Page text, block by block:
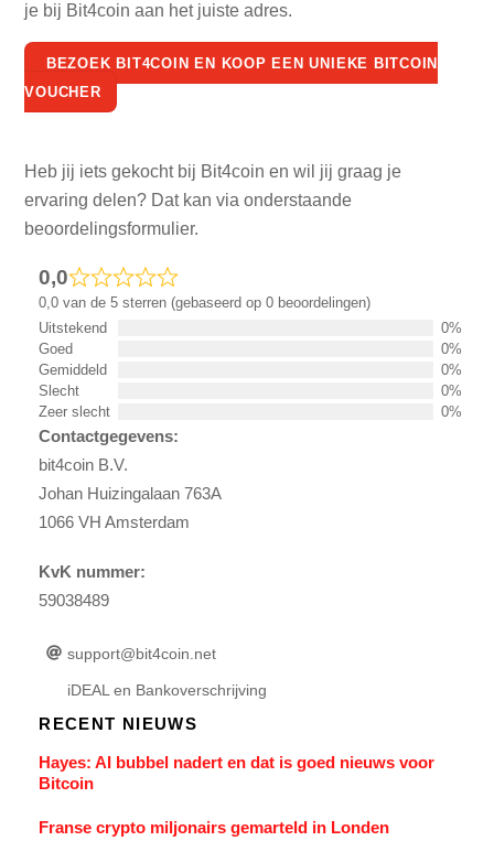
je bij Bit4coin aan het juiste adres.
BEZOEK BIT4COIN EN KOOP EEN UNIEKE BITCOIN
VOUCHER
Heb jij iets gekocht bij Bit4coin en wil jij graag je
ervaring delen? Dat kan via onderstaande
beoordelingsformulier.
0,0
0,0 van de 5 sterren (gebaseerd op 0 beoordelingen)
Uitstekend
0%
Goed
0%
Gemiddeld
0%
Slecht
0%
Zeer slecht
0%
Contactgegevens:
bit4coin B.V.
Johan Huizingalaan 763A
1066 VH Amsterdam
KvK nummer:
59038489
support@bit4coin.net
iDEAL en Bankoverschrijving
RECENT NIEUWS
Hayes: AI bubbel nadert en dat is goed nieuws voor
Bitcoin
Franse crypto miljonairs gemarteld in Londen